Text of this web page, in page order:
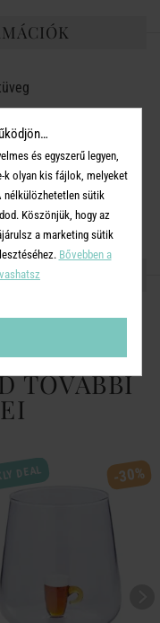
cm Mélység: 7 cm
a pohár belsejét
)
TOVÁBBI
DEAL -30%
és egyszerű legyen,
k olyan kis fájlok, melyeket
nélkülözhetetlen sütik
Köszönjük, hogy az
a marketing sütik
Bővebben a